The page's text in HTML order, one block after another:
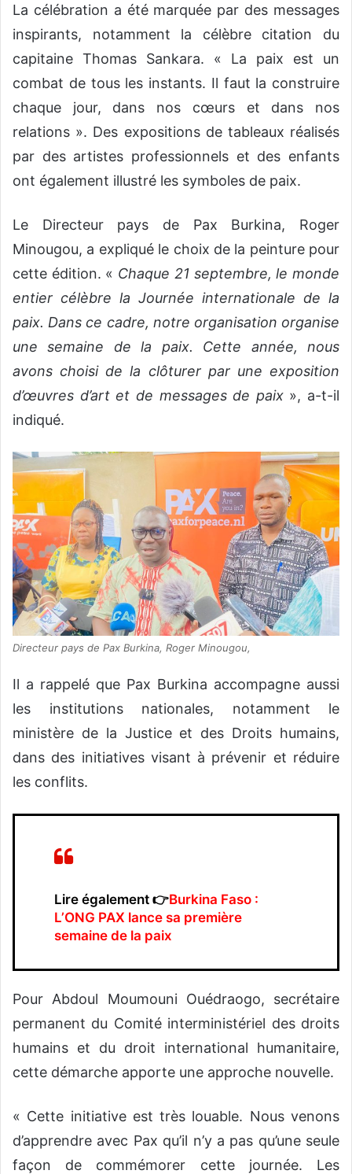
La célébration a été marquée par des messages
inspirants, notamment la célèbre citation du
capitaine Thomas Sankara. « La paix est un
combat de tous les instants. Il faut la construire
chaque jour, dans nos cœurs et dans nos
relations ». Des expositions de tableaux réalisés
par des artistes professionnels et des enfants
ont également illustré les symboles de paix.
Le Directeur pays de Pax Burkina, Roger
Minougou, a expliqué le choix de la peinture pour
cette édition. « Chaque 21 septembre, le monde
entier célèbre la Journée internationale de la
paix. Dans ce cadre, notre organisation organise
une semaine de la paix. Cette année, nous
avons choisi de la clôturer par une exposition
d’œuvres d’art et de messages de paix», a-t-il
indiqué.
Directeur pays de Pax Burkina, Roger Minougou,
Il a rappelé que Pax Burkina accompagne aussi
les institutions nationales, notamment le
ministère de la Justice et des Droits humains,
dans des initiatives visant à prévenir et réduire
les conflits.
Lire également 👉Burkina Faso :
L’ONG PAX lance sa première
semaine de la paix
Pour Abdoul Moumouni Ouédraogo, secrétaire
permanent du Comité interministériel des droits
humains et du droit international humanitaire,
cette démarche apporte une approche nouvelle.
« Cette initiative est très louable. Nous venons
d’apprendre avec Pax qu’il n’y a pas qu’une seule
façon de commémorer cette journée. Les